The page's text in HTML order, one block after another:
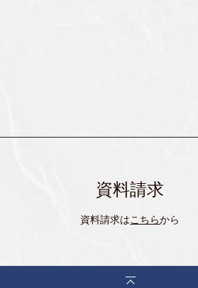
資料請求
資料請求はこちらから